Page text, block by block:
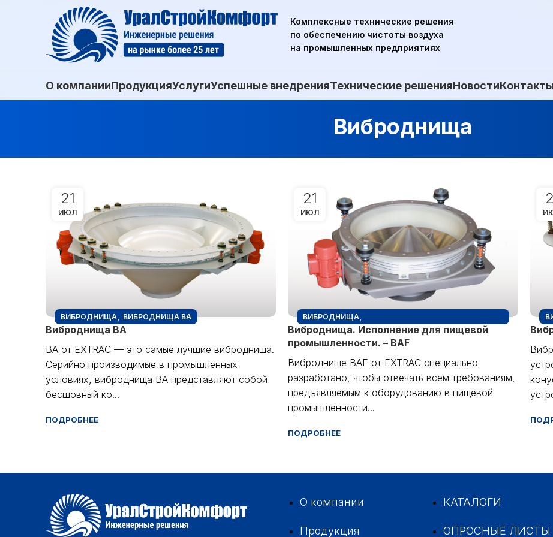
Комплексные технические решения
по обеспечению чистоты воздуха
на промышленных предприятиях
О компанииПродукцияУслугиУспешные внедренияТехнические решенияНовостиКонтакты
Виброднища
21
ИЮЛ
ВИБРОДНИЩА, ВИБРОДНИЩА BA
Виброднища BA
BA от EXTRAC — это самые лучшие виброднища.
Серийно производимые в промышленных
условиях, виброднища BA представляют собой
бесшовный ко...
ПОДРОБНЕЕ
21
ИЮЛ
ВИБРОДНИЩА,
ВИБРОДНИЩА. ИСПОЛНЕНИЕ ДЛЯ ПИЩЕВОЙ
ПРОМЫШЛЕННОСТИ. - BAF
Виброднища. Исполнение для пищевой
промышленности. – BAF
Виброднище BAF от EXTRAC специально
разработано, чтобы отвечать всем требованиям,
предъявляемым к оборудованию в пищевой
промышленности...
ПОДРОБНЕЕ
О компании
Продукция
КАТАЛОГИ
ОПРОСНЫЕ ЛИСТЫ